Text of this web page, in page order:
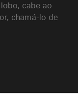
cabe ao
chamá-lo de